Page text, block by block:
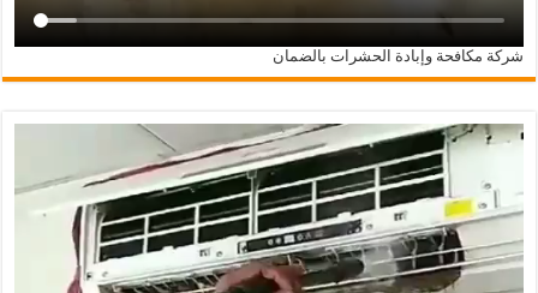
شركة مكافحة وإبادة الحشرات بالضمان